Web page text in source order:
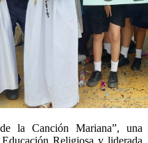
la Canción Mariana”, una